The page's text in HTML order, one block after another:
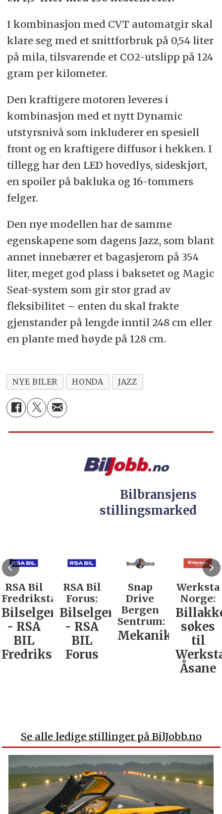
I kombinasjon med CVT automatgir skal
klare seg med et snittforbruk på 0,54 liter
på mila, tilsvarende et CO2-utslipp på 124
gram per kilometer.
Den kraftigere motoren leveres i
kombinasjon med et nytt Dynamic
utstyrsnivå som inkluderer en spesiell
front og en kraftigere diffusor i hekken. I
tillegg har den LED hovedlys, sideskjørt,
en spoiler på bakluka og 16-tommers
felger.
Den nye modellen har de samme
egenskapene som dagens Jazz, som blant
annet innebærer et bagasjerom på 354
liter, meget god plass i baksetet og Magic
Seat-system som gir stor grad av
fleksibilitet – enten du skal frakte
gjenstander på lengde inntil 248 cm eller
en plante med høyde på 128 cm.
NYE BILER HONDA JAZZ
Bilbransjens
stillingsmarked
RSA Bil
Fredrikstad:
Bilselger
- RSA
BIL
Fredrikstad
RSA Bil
Forus:
Bilselger
- RSA
BIL
Forus
Snap
Drive
Bergen
Sentrum:
Mekaniker
Werksta
Norge:
søkes
til
Åsane
Se alle ledige stillinger på BilJobb.no